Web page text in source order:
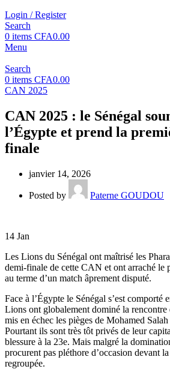
Login / Register
Search
0 items CFA0.00
Menu
Search
0 items CFA0.00
CAN 2025
CAN 2025 : le Sénégal
l’Égypte et prend la
finale
janvier 14, 2026
Posted by Paterne GOUDOU
14 Jan
Les Lions du Sénégal ont maîtrisé les
demi-finale de cette CAN et ont arraché le
au terme d’un match âprement disputé.
Face à l’Égypte le Sénégal s’est comporté
Lions ont globalement dominé la rencontre
mis en échec les pièges de Mohamed
Pourtant ils sont très tôt privés de leur
blessure à la 23e. Mais malgré la
procurent pas pléthore d’occasion devant
regroupée.